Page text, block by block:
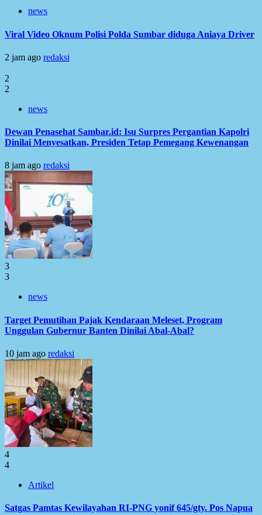
news
Viral Video Oknum Polisi Polda Sumbar diduga Aniaya Driver
2 jam ago redaksi
2
2
news
Dewan Penasehat Sambar.id: Isu Surpres Pergantian Kapolri
Dinilai Menyesatkan, Presiden Tetap Pemegang Kewenangan
8 jam ago redaksi
3
3
news
Target Pemutihan Pajak Kendaraan Meleset, Program
Unggulan Gubernur Banten Dinilai Abal-Abal?
10 jam ago redaksi
4
4
Artikel
Satgas Pamtas Kewilayahan RI-PNG yonif 645/gty. Pos Napua